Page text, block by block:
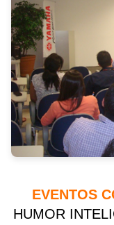
EVENTOS
HUMOR